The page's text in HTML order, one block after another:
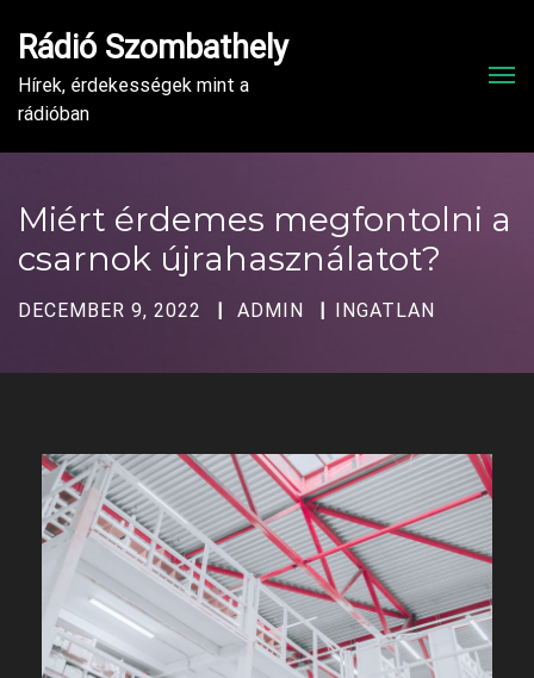
Rádió Szombathely
Hírek, érdekességek mint a
rádióban
Miért érdemes megfontolni a
csarnok újrahasználatot?
DECEMBER 9, 2022 ADMIN INGATLAN